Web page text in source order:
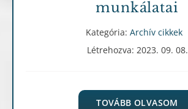
munkálatai
Kategória: Archív cikkek
Létrehozva: 2023. 09. 08.
TOVÁBB OLVASOM